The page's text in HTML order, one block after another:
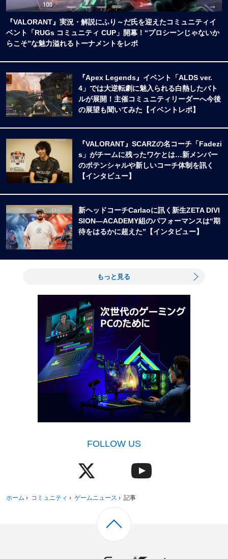
『VALORANT』実況・解説にふり～だ氏を迎えたコミュニティイ
ベント「RUGs コミュニティ CUP」開幕！“プロシーンじゃないか
らこそ”な魅力溢れるトーナメントをレポ
『Apex Legends』イベント「ALDS ver.
4」では大逆転劇に魅入られる白熱したバト
ルが展開！主催コミュニティリーダーへ今後
の展望も聞いてみた【イベントレポ】
『VALORANT』SCARZの名コーチ「Fadezi
s」がチームに残ったワケとは…新メンバー
のポテンシャルや新しいコーチ体制を訊く
【インタビュー】
新ヘッドコーチCarlaoに訊く新生ZETA DIVI
SION―ACADEMY組のパフォーマンスは“期
待をはるかに超えた”【インタビュー】
もっと見る
FOLLOW US
ホーム › コミュニティ › ゲームニュース › 記事